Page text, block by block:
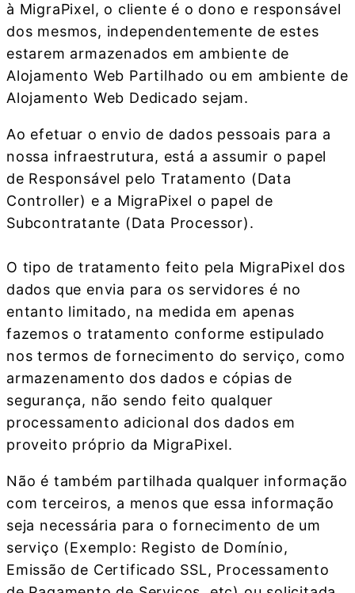
à MigraPixel, o cliente é o dono e responsável
dos mesmos, independentemente de estes
estarem armazenados em ambiente de
Alojamento Web Partilhado ou em ambiente de
Alojamento Web Dedicado sejam.
Ao efetuar o envio de dados pessoais para a
nossa infraestrutura, está a assumir o papel
de Responsável pelo Tratamento (Data
Controller) e a MigraPixel o papel de
Subcontratante (Data Processor).
O tipo de tratamento feito pela MigraPixel dos
dados que envia para os servidores é no
entanto limitado, na medida em apenas
fazemos o tratamento conforme estipulado
nos termos de fornecimento do serviço, como
armazenamento dos dados e cópias de
segurança, não sendo feito qualquer
processamento adicional dos dados em
proveito próprio da MigraPixel.
Não é também partilhada qualquer informação
com terceiros, a menos que essa informação
seja necessária para o fornecimento de um
serviço (Exemplo: Registo de Domínio,
Emissão de Certificado SSL, Processamento